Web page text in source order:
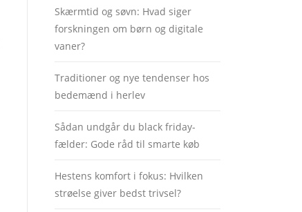
Skærmtid og søvn: Hvad siger
forskningen om børn og digitale
vaner?
Traditioner og nye tendenser hos
bedemænd i herlev
Sådan undgår du black friday-
fælder: Gode råd til smarte køb
Hestens komfort i fokus: Hvilken
strøelse giver bedst trivsel?